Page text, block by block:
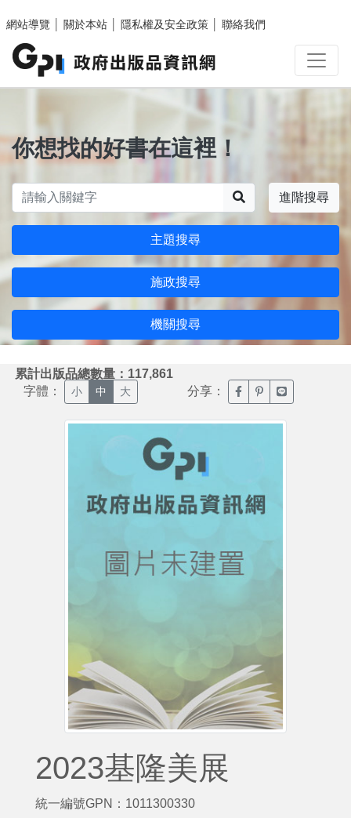
網站導覽
關於本站 隱私權及安全政策 聯絡我們
你想找的好書在這裡！
進階搜尋
主題搜尋
施政搜尋
機關搜尋
累計出版品總數量：117,861
字體： 小 中 大 分享： 臉書分享(另開新視窗)
噗浪分享(另開新
Line分享(另
2023基隆美展
統一編號GPN：1011300330